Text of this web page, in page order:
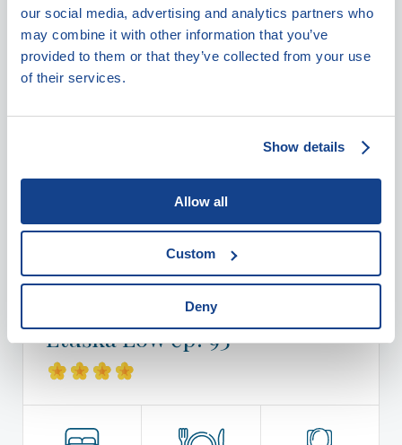
our social media, advertising and analytics partners who
may combine it with other information that you’ve
provided to them or that they’ve collected from your use
of their services.
Show details
Allow all
Custom
Deny
Zobrazit detail ubytování
Etuška Low čp. 93